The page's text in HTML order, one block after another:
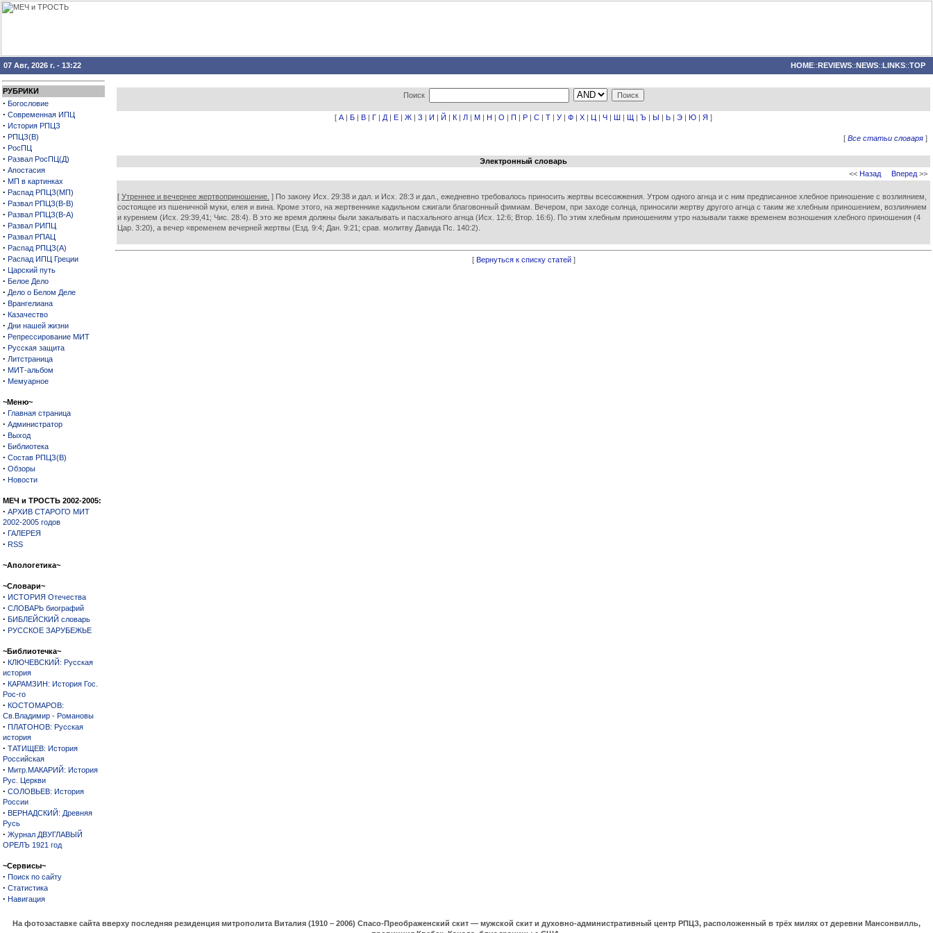
07 Авг, 2026 г. - 13:22 HOME::REVIEWS::NEWS::LINKS::TOP
РУБРИКИ
· Богословие
· Современная ИПЦ
· История РПЦЗ
· РПЦЗ(В)
· РосПЦ
· Развал РосПЦ(Д)
· Апостасия
· МП в картинках
· Распад РПЦЗ(МП)
· Развал РПЦЗ(В-В)
· Развал РПЦЗ(В-А)
· Развал РИПЦ
· Развал РПАЦ
· Распад РПЦЗ(А)
· Распад ИПЦ Греции
· Царский путь
· Белое Дело
· Дело о Белом Деле
· Врангелиана
· Казачество
· Дни нашей жизни
· Репрессирование МИТ
· Русская защита
· Литстраница
· МИТ-альбом
· Мемуарное
~Меню~
· Главная страница
· Администратор
· Выход
· Библиотека
· Состав РПЦЗ(В)
· Обзоры
· Новости
МЕЧ и ТРОСТЬ 2002-2005:
· АРХИВ СТАРОГО МИТ
2002-2005 годов
· ГАЛЕРЕЯ
· RSS
~Апологетика~
~Словари~
· ИСТОРИЯ Отечества
· СЛОВАРЬ биографий
· БИБЛЕЙСКИЙ словарь
· РУССКОЕ ЗАРУБЕЖЬЕ
~Библиотечка~
· КЛЮЧЕВСКИЙ: Русская
история
· КАРАМЗИН: История Гос.
Рос-го
· КОСТОМАРОВ:
Св.Владимир - Романовы
· ПЛАТОНОВ: Русская
история
· ТАТИЩЕВ: История
Российская
· Митр.МАКАРИЙ: История
Рус. Церкви
· СОЛОВЬЕВ: История
России
· ВЕРНАДСКИЙ: Древняя
Русь
· Журнал ДВУГЛАВЫЙ
ОРЕЛЪ 1921 год
~Сервисы~
· Поиск по сайту
· Статистика
· Навигация
Поиск
[ А | Б | В | Г | Д | Е | Ж | З | И | Й | К | Л | М | Н | О | П | Р | С | Т | У | Ф | Х | Ц | Ч | Ш | Щ | Ъ | Ы | Ь | Э | Ю | Я ]
[ Все статьи словаря ]
Электронный словарь
<< Назад Вперед >>
[ Утреннее и вечернее жертвоприношение. ] По закону Исх. 29:38 и дал. и Исх. 28:3 и дал., ежедневно требовалось приносить жертвы всесожжения. Утром одного агнца и с ним предписанное хлебное приношение с возлиянием,
состоящее из пшеничной муки, елея и вина. Кроме этого, на жертвеннике кадильном сжигали благовонный фимиам. Вечером, при заходе солнца, приносили жертву другого агнца с таким же хлебным приношением, возлиянием
и курением (Исх. 29:39,41; Чис. 28:4). В это же время должны были закалывать и пасхального агнца (Исх. 12:6; Втор. 16:6). По этим хлебным приношениям утро называли также временем возношения хлебного приношения (4
Цар. 3:20), а вечер «временем вечерней жертвы (Езд. 9:4; Дан. 9:21; срав. молитву Давида Пс. 140:2).
[ Вернуться к списку статей]
На фотозаставке сайта вверху последняя резиденция митрополита Виталия (1910 – 2006) Спасо-Преображенский скит — мужской скит и духовно-административный центр РПЦЗ, расположенный в трёх милях от деревни Мансонвилль,